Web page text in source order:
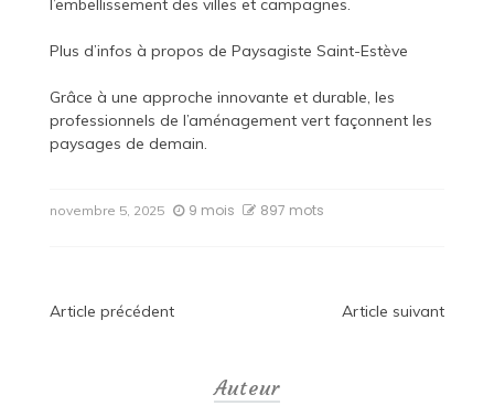
l’embellissement des villes et campagnes.
Plus d’infos à propos de Paysagiste Saint-Estève
Grâce à une approche innovante et durable, les
professionnels de l’aménagement vert façonnent les
paysages de demain.
novembre 5, 2025 9 mois 897 mots
Navigation
Article précédent Article suivant
Auteur